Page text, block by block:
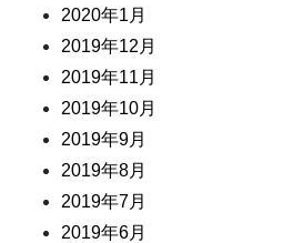
2020年1月
2019年12月
2019年11月
2019年10月
2019年9月
2019年8月
2019年7月
2019年6月